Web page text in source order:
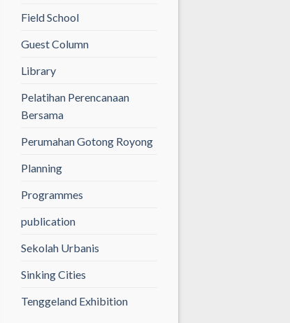
Field School
Guest Column
Library
Pelatihan Perencanaan
Bersama
Perumahan Gotong Royong
Planning
Programmes
publication
Sekolah Urbanis
Sinking Cities
Tenggeland Exhibition